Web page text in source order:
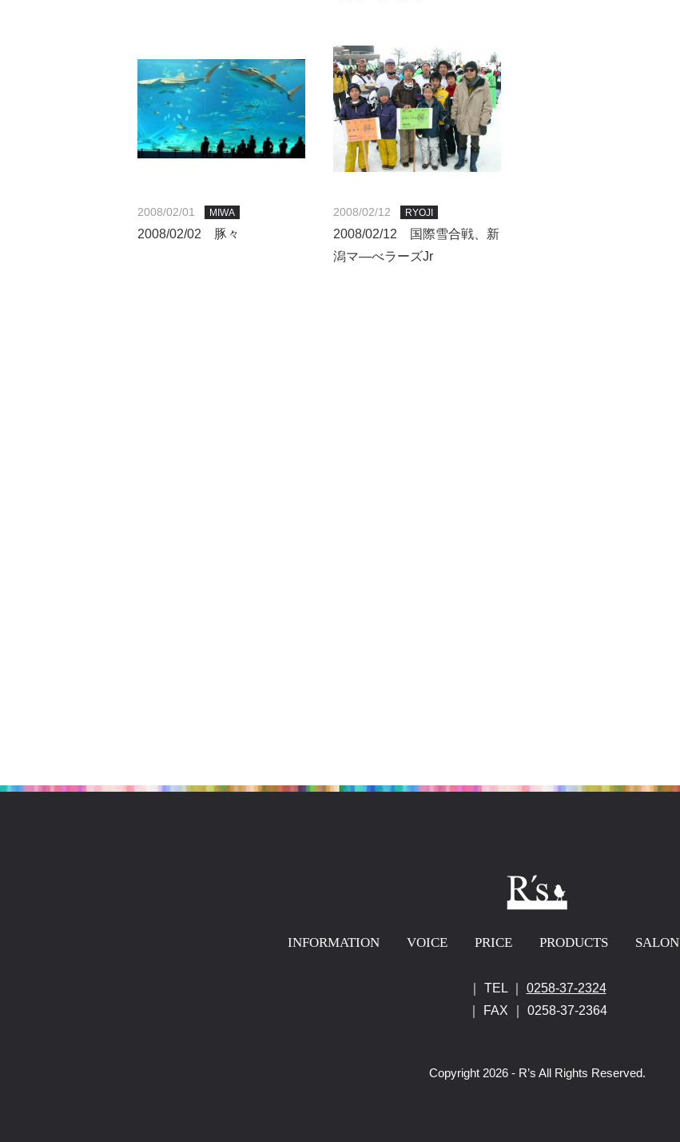
2008/02/01 MIWA
2008/02/02 豚々
2008/02/12 RYOJI
2008/02/12 国際雪合戦、新
潟マ―べラーズJr
INFORMATION VOICE PRICE PRODUCTS SALON
｜ TEL ｜ 0258-37-2324
｜ FAX ｜ 0258-37-2364
Copyright 2026 - R’s All Rights Reserved.